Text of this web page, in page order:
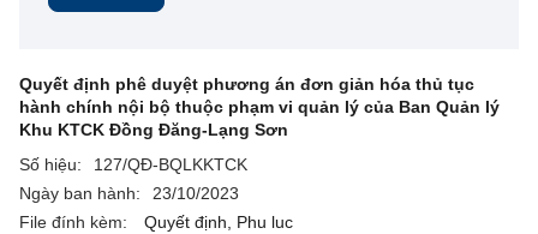
Quyết định phê duyệt phương án đơn giản hóa thủ tục
hành chính nội bộ thuộc phạm vi quản lý của Ban Quản lý
Khu KTCK Đồng Đăng-Lạng Sơn
Số hiệu:
127/QĐ-BQLKKTCK
Ngày ban hành:
23/10/2023
File đính kèm:
Quyết định, Phu luc